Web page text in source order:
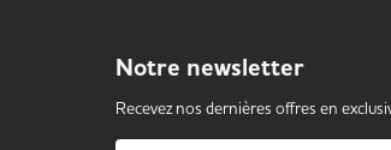
Notre newsletter
Recevez nos dernières offres en